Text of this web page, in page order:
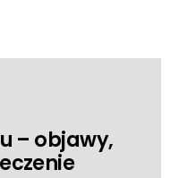
– objawy,